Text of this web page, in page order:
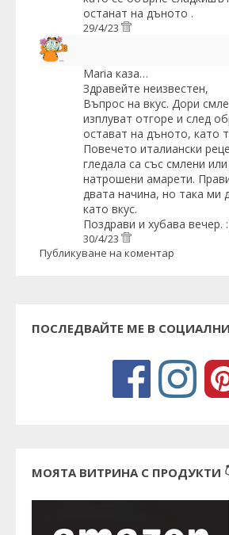
останат на дъното .
29/4/23
Maria каза…
Здравейте неизвестен,
Въпрос на вкус. Дори
изплуват отгоре и след
остават на дъното, като
Повечето италиански
гледала са със смлени
натрошени амарети.
двата начина, но така ми
като вкус.
Поздрави и хубава вечер.
30/4/23
Публикуване на коментар
ПОСЛЕДВАЙТЕ МЕ В
МОЯТА ВИТРИНА С ПРОДУКТИ